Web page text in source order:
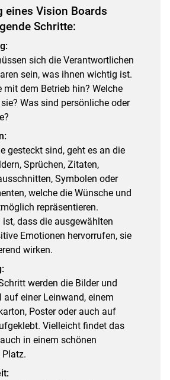
eines Vision Boards
Schritte:
sich die Verantwortlichen
sein, was ihnen wichtig ist.
mit dem Betrieb hin? Welche
Was sind persönliche oder
gesteckt sind, geht es an die
Sprüchen, Zitaten,
Symbolen oder
welche die Wünsche und
repräsentieren.
ist, dass die ausgewählten
Emotionen hervorrufen, sie
wirken.
werden die Bilder und
auf einer Leinwand, einem
Poster oder auch auf
Vielleicht findet das
in einem schönen
Platz.